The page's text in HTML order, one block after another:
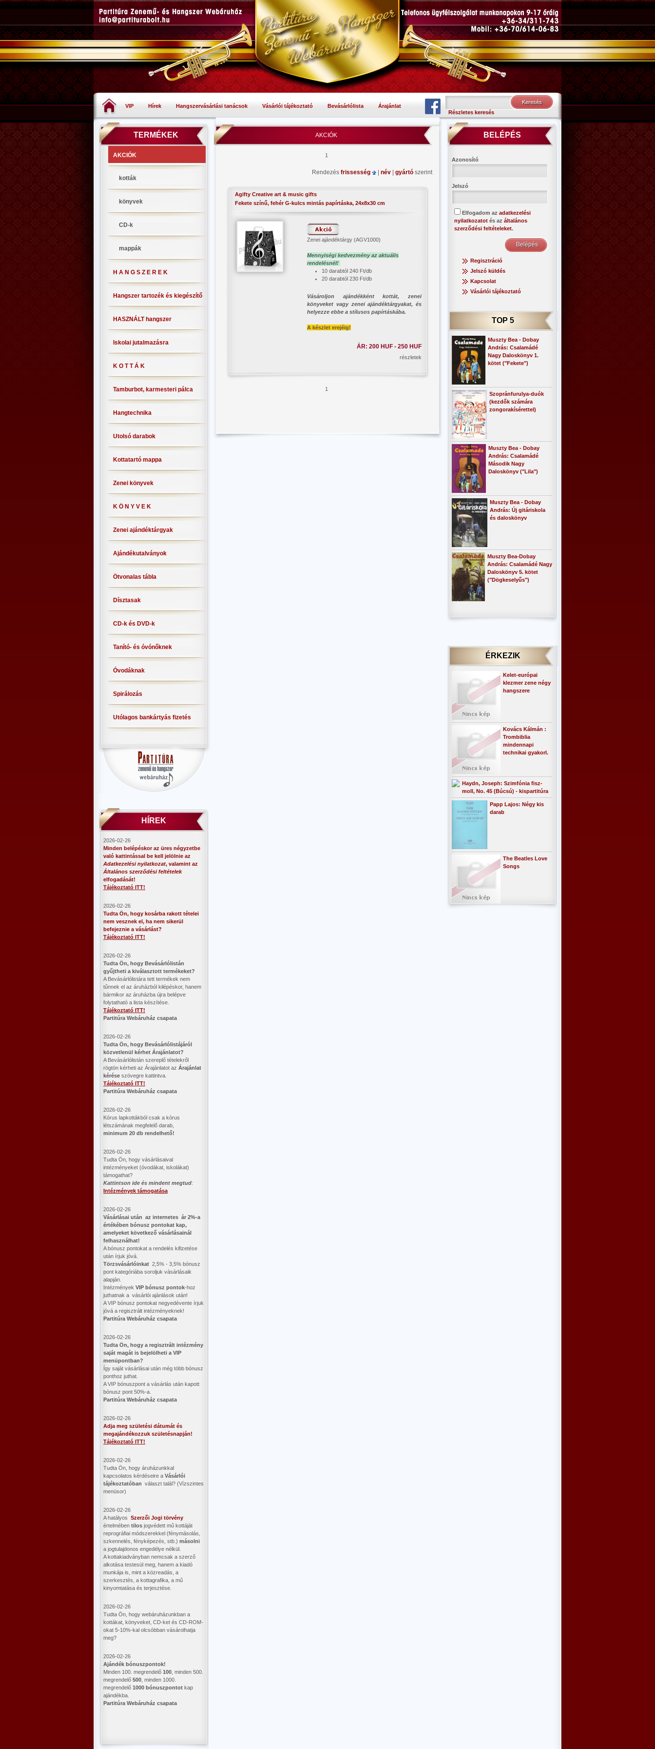
VIP Hírek Hangszervásárlási tanácsok Vásárlói tájékoztató Bevásárlólista
Árajánlat
Részletes keresés
TERMÉKEK
AKCIÓK
kották
könyvek
CD-k
mappák
H A N G S Z E R E K
Hangszer tartozék és kiegészítő
HASZNÁLT hangszer
Iskolai jutalmazásra
K O T T Á K
Tamburbot, karmesteri pálca
Hangtechnika
Utolsó darabok
Kottatartó mappa
Zenei könyvek
K Ö N Y V E K
Zenei ajándéktárgyak
Ajándékutalványok
Ötvonalas tábla
Dísztasak
CD-k és DVD-k
Tanító- és óvónőknek
Óvodáknak
Spirálozás
Utólagos bankártyás fizetés
HÍREK
2026-02-26
Minden belépéskor az üres négyzetbe
való kattintással be kell jelölnie az
Adatkezelési nyilatkozat, valamint az
Általános szerződési feltételek
elfogadását!
Tájékoztató ITT!
2026-02-26
Tudta Ön, hogy kosárba rakott tételei
nem vesznek el, ha nem sikerül
befejeznie a vásárlást?
Tájékoztató ITT!
2026-02-26
​Tudta Ön, hogy Bevásárlólistán
gyűjtheti a kiválasztott termékeket?
A Bevásárlólistára tett termékek nem
tűnnek el az áruházból kilépéskor, hanem
bármikor az áruházba újra belépve
folytatható a lista készítése.
Tájékoztató ITT!
Partitúra Webáruház csapata
2026-02-26
​Tudta Ön, hogy Bevásárlólistájáról
közvetlenül kérhet Árajánlatot?
A Bevásárlólistán szereplő tételekről
rögtön kérheti az Árajánlatot az Árajánlat
kérése szövegre kattintva.
Tájékoztató ITT!
Partitúra Webáruház csapata
2026-02-26
Kórus lapkottákból csak a kórus
létszámának megfelelő darab,
minimum 20 db rendelhető!
2026-02-26
Tudta Ön, hogy vásárlásaival
intézményeket (óvodákat, iskolákat)
támogathat?
Kattintson ide és mindent megtud:
Intézmények támogatása
2026-02-26
Vásárlásai után az internetes ár 2%-a
értékében bónusz pontokat kap,
amelyeket következő vásárlásainál
felhasználhat!
A bónusz pontokat a rendelés kifizetése
után írjuk jóvá.
Törzsvásárlóinkat 2,5% - 3,5% bónusz
pont kategóriába soroljuk vásárlásaik
alapján.
Intézmények VIP bónusz pontok-hoz
juthatnak a vásárlói ajánlások után!
A VIP bónusz pontokat negyedévente írjuk
jóvá a regisztrált intézményeknek!
Partitúra Webáruház csapata
2026-02-26
​Tudta Ön, hogy a regisztrált intézmény
saját magát is bejelölheti a VIP
menüpontban?
Így saját vásárlásai után még több bónusz
ponthoz juthat.
A VIP bónuszpont a vásárlás után kapott
bónusz pont 50%-a.
Partitúra Webáruház csapata
2026-02-26
Adja meg születési dátumát és
megajándékozzuk születésnapján!
Tájékoztató ITT!
2026-02-26
Tudta Ön, hogy áruházunkkal
kapcsolatos kérdéseire a Vásárlói
tájékoztatóban választ talál? (Vízszintes
menüsor)
2026-02-26
A hatályos Szerzői Jogi törvény
értelmében tilos jogvédett mű kottáját
reprográfiai módszerekkel (fénymásolás,
szkennelés, fényképezés, stb.) másolni
a jogtulajdonos engedélye nélkül.
A kottakiadványban nemcsak a szerző
alkotása testesül meg, hanem a kiadó
munkája is, mint a közreadás, a
szerkesztés, a kottagrafika, a mű
kinyomtatása és terjesztése.
2026-02-26
Tudta Ön, hogy webáruházunkban a
kottákat, könyveket, CD-ket és CD-ROM-
okat 5-10%-kal olcsóbban vásárolhatja
meg?
2026-02-26
Ajándék bónuszpontok!
Minden 100. megrendelő 100 , minden 500.
megrendelő 500 , minden 1000.
megrendelő 1000 bónuszpontot kap
ajándékba.
Partitúra Webáruház csapata
AKCIÓK
1
Rendezés frissesség név gyártó szerint
Agifty Creative art & music gifts
Fekete színű, fehér G-kulcs mintás papírtáska, 24x8x30 cm
Zenei ajándéktárgy (AGV1000)
Mennyiségi kedvezmény az aktuális
rendelésnél!
10 darabtól 240 Ft/db
20 darabtól 230 Ft/db
Vásároljon ajándékként kottát, zenei
könyveket vagy zenei ajándéktárgyakat, és
helyezze ebbe a stílusos papírtáskába.
A készlet erejéig!
ÁR: 200 HUF - 250 HUF
részletek
1
BELÉPÉS
Azonosító
Jelszó
Elfogadom az adatkezelési
nyilatkozatot és az általános
szerződési feltételeket.
Regisztráció
Jelszó küldés
Kapcsolat
Vásárlói tájékoztató
TOP 5
Muszty Bea - Dobay
András: Csalamádé
Nagy Daloskönyv 1.
kötet ("Fekete")
Szopránfurulya-duók
(kezdők számára
zongorakísérettel)
Muszty Bea - Dobay
András: Csalamádé
Második Nagy
Daloskönyv ("Lila")
Muszty Bea - Dobay
András: Új gitáriskola
és daloskönyv
Muszty Bea-Dobay
András: Csalamádé Nagy
Daloskönyv 5. kötet
("Dögkeselyűs")
ÉRKEZIK
Kelet-európai
klezmer zene négy
hangszere
Kovács Kálmán :
Trombiblia
mindennapi
technikai gyakorl.
Haydn, Joseph: Szimfónia fisz-
moll, No. 45 (Búcsú) - kispartitúra
Papp Lajos: Négy kis
darab
The Beatles Love
Songs